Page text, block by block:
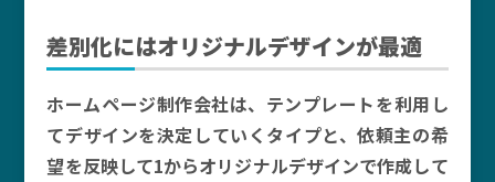
差別化にはオリジナルデザインが最適
ホームページ制作会社は、テンプレートを利用し
てデザインを決定していくタイプと、依頼主の希
望を反映して1からオリジナルデザインで作成して